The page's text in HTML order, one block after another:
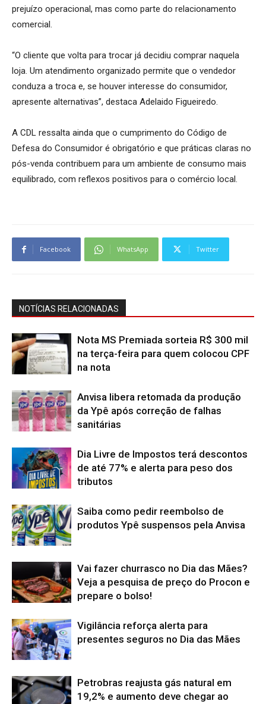
prejuízo operacional, mas como parte do relacionamento
comercial.
“O cliente que volta para trocar já decidiu comprar naquela
loja. Um atendimento organizado permite que o vendedor
conduza a troca e, se houver interesse do consumidor,
apresente alternativas”, destaca Adelaido Figueiredo.
A CDL ressalta ainda que o cumprimento do Código de
Defesa do Consumidor é obrigatório e que práticas claras no
pós-venda contribuem para um ambiente de consumo mais
equilibrado, com reflexos positivos para o comércio local.
Facebook WhatsApp Twitter
NOTÍCIAS RELACIONADAS
Nota MS Premiada sorteia R$ 300 mil
na terça-feira para quem colocou CPF
na nota
Anvisa libera retomada da produção
da Ypê após correção de falhas
sanitárias
Dia Livre de Impostos terá descontos
de até 77% e alerta para peso dos
tributos
Saiba como pedir reembolso de
produtos Ypê suspensos pela Anvisa
Vai fazer churrasco no Dia das Mães?
Veja a pesquisa de preço do Procon e
prepare o bolso!
Vigilância reforça alerta para
presentes seguros no Dia das Mães
Petrobras reajusta gás natural em
19,2% e aumento deve chegar ao